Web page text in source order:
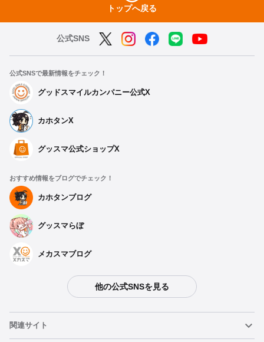
トップへ戻る
公式SNS
公式SNSで最新情報をチェック！
グッドスマイルカンパニー公式X
カホタンX
グッスマ公式ショップX
おすすめ情報をブログでチェック！
カホタンブログ
グッスマらぼ
メカスマブログ
他の公式SNSを見る
関連サイト